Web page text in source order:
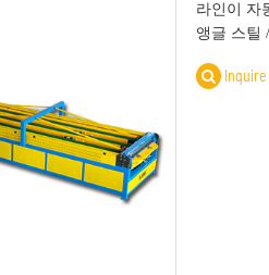
라인이 자
앵글 스틸
Inquire